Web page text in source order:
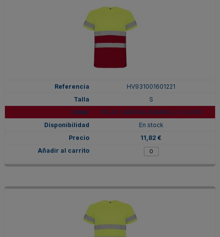
HV931001601221
S
ROJO LABORAL/AMARILLO FLÚOR
En stock
11,82 €